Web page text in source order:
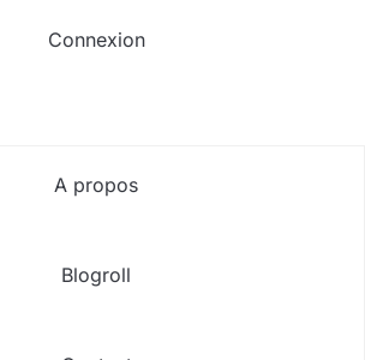
Connexion
A propos
Blogroll